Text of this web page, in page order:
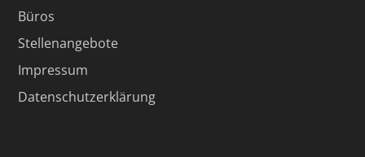
Büros
Stellenangebote
Impressum
Datenschutzerklärung